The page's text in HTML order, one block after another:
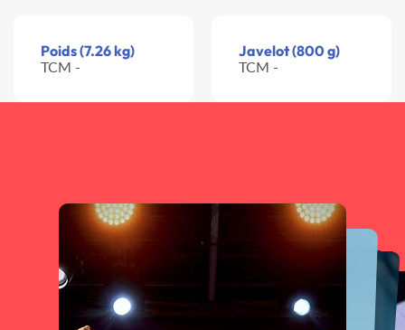
Poids (7.26 kg)
TCM -
Javelot (800 g)
TCM -